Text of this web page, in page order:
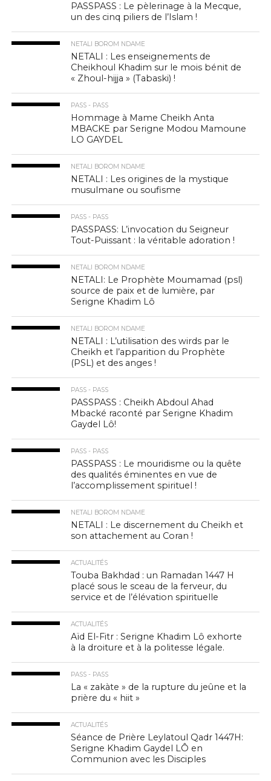
PASSPASS : Le pèlerinage à la Mecque,
un des cinq piliers de l’Islam !
NETALI BOROM NDAME
NETALI : Les enseignements de
Cheikhoul Khadim sur le mois bénit de
« Zhoul-hijja » (Tabaski) !
PASS - PASS
Hommage à Mame Cheikh Anta
MBACKE par Serigne Modou Mamoune
LO GAYDEL
NETALI BOROM NDAME
NETALI : Les origines de la mystique
musulmane ou soufisme
PASS - PASS
PASSPASS: L’invocation du Seigneur
Tout-Puissant : la véritable adoration !
NETALI BOROM NDAME
NETALI: Le Prophète Moumamad (psl)
source de paix et de lumière, par
Serigne Khadim Lô
NETALI BOROM NDAME
NETALI : L’utilisation des wirds par le
Cheikh et l’apparition du Prophète
(PSL) et des anges !
PASS - PASS
PASSPASS : Cheikh Abdoul Ahad
Mbacké raconté par Serigne Khadim
Gaydel Lô!
PASS - PASS
PASSPASS : Le mouridisme ou la quête
des qualités éminentes en vue de
l’accomplissement spirituel !
NETALI BOROM NDAME
NETALI : Le discernement du Cheikh et
son attachement au Coran !
ACTUALITÉS
Touba Bakhdad : un Ramadan 1447 H
placé sous le sceau de la ferveur, du
service et de l’élévation spirituelle
ACTUALITÉS
Aïd El-Fitr : Serigne Khadim Lô exhorte
à la droiture et à la politesse légale.
PASS - PASS
La « zakàte » de la rupture du jeûne et la
prière du « hiit »
ACTUALITÉS
Séance de Prière Leylatoul Qadr 1447H:
Serigne Khadim Gaydel LÔ en
Communion avec les Disciples